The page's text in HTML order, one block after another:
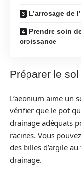
L’arrosage de
Prendre soin
croissance
Préparer le
L’aeonium aime un
vérifier que le pot
drainage adéquats
racines. Vous
des billes d’argile
drainage.